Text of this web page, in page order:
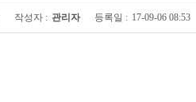
작성자 : 관리자 등록일 : 17-09-06 08:53